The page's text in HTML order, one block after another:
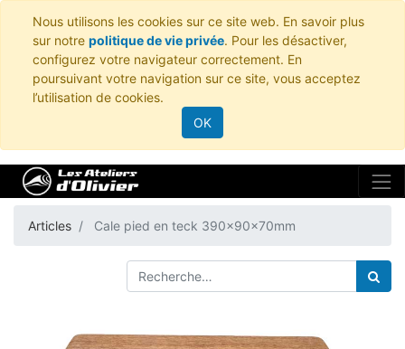
Nous utilisons les cookies sur ce site web. En savoir plus
sur notre politique de vie privée. Pour les désactiver,
configurez votre navigateur correctement. En
poursuivant votre navigation sur ce site, vous acceptez
l’utilisation de cookies.
OK
Articles Cale pied en teck 390x90x70mm